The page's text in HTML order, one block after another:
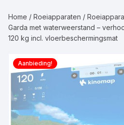
Home /Roeiapparaten /
Garda met waterweerstand –
120 kg incl. vloerbeschermingsmat
Aanbieding!